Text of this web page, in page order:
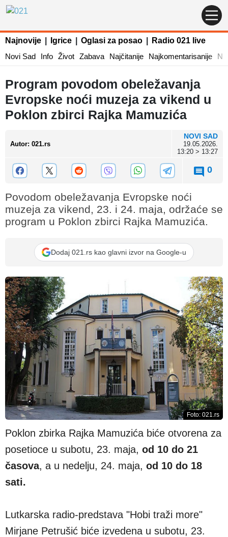
Najnovije Igrice Oglasi za posao
Radio 021 live
Novi Sad
Info Život Zabava Najčitanije Najkomentarisanije
Program povodom obeležavanja
Evropske noći muzeja za vikend u
Poklon zbirci Rajka Mamuzića
Autor: 021.rs
NOVI SAD
19.05.2026.
13:20 > 13:27
0
Povodom obeležavanja Evropske noći
muzeja za vikend, 23. i 24. maja, održaće se
program u Poklon zbirci Rajka Mamuzića.
Dodaj 021.rs kao glavni izvor na Google-u
Foto: 021.rs
Poklon zbirka Rajka Mamuzića biće otvorena za
posetioce u subotu, 23. maja, od 10 do 21
časova, a u nedelju, 24. maja, od 10 do 18
sati.
Lutkarska radio-predstava "Hobi traži more"
Mirjane Petrušić biće izvedena u subotu, 23.